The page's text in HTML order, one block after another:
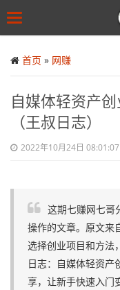
to
main
Toggle
首页 » 网赚
自媒体轻资产
（王叔日志）
2022年10月24日 08:01:07
这期七赚网七哥
操作的文章。原文来
选择创业项目和方法
日志：自媒体轻资产
享，让新手快速入门